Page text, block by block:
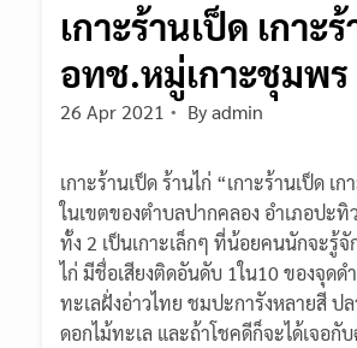
เกาะร้านเป็ด เกาะ
อทช.หมู่เกาะชุมพร
26 Apr 2021 Byadmin
เกาะร้านเป็ด ร้านไก่ “เกาะร้านเป็ด เ
ในเขตของตำบลปากคลอง อำเภอปะ
ทั้ง 2 เป็นเกาะเล็กๆ ที่น้อยคนนักจะรู้จั
ไก่ มีชื่อเสียงติดอันดับ 1ใน10 ของจุด
ทะเลฝั่งอ่าวไทย ชมปะการังหลายสี ป
ดอกไม้ทะเล และถ้าโชคดีก็จะได้เจอกั